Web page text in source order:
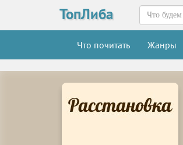
ТопЛиба
Что почитать Жанры